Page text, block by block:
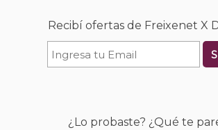
Recibí ofertas de Freixenet X
¿Lo probaste? ¿Qué te